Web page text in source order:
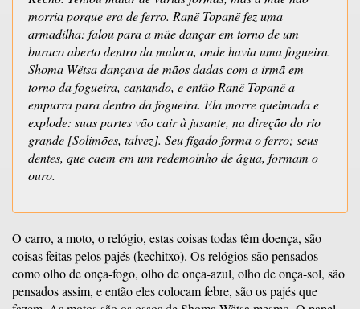
morria porque era de ferro. Ranë Topanë fez uma
armadilha: falou para a mãe dançar em torno de um
buraco aberto dentro da maloca, onde havia uma fogueira.
Shoma Wëtsa dançava de mãos dadas com a irmã em
torno da fogueira, cantando, e então Ranë Topanë a
empurra para dentro da fogueira. Ela morre queimada e
explode: suas partes vão cair à jusante, na direção do rio
grande [Solimões, talvez]. Seu fígado forma o ferro; seus
dentes, que caem em um redemoinho de água, formam o
ouro.
O carro, a moto, o relógio, estas coisas todas têm doença, são
coisas feitas pelos pajés (kechitxo). Os relógios são pensados
como olho de onça-fogo, olho de onça-azul, olho de onça-sol, são
pensados assim, e então eles colocam febre, são os pajés que